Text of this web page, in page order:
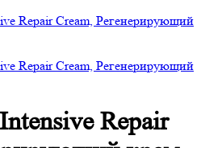
Repair